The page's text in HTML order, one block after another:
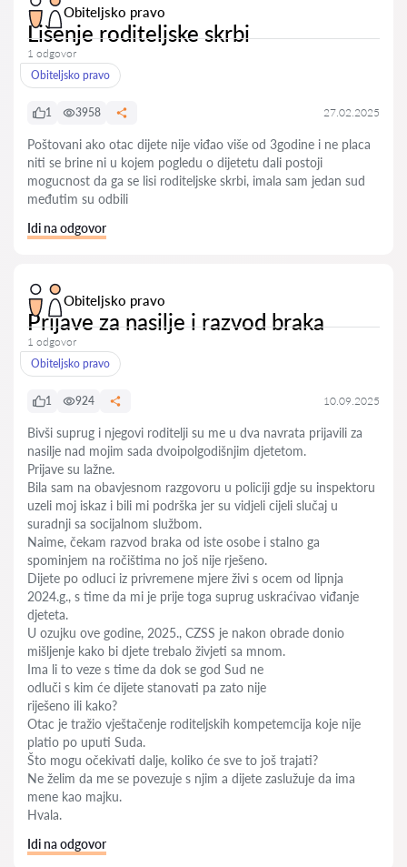
Obiteljsko pravo
Lišenje roditeljske skrbi
1 odgovor
Obiteljsko pravo
1 3958 27.02.2025
Poštovani ako otac dijete nije viđao više od 3godine i ne placa
niti se brine ni u kojem pogledu o dijetetu dali postoji
mogucnost da ga se lisi roditeljske skrbi, imala sam jedan sud
međutim su odbili
Idi na odgovor
Obiteljsko pravo
Prijave za nasilje i razvod braka
1 odgovor
Obiteljsko pravo
1 924 10.09.2025
Bivši suprug i njegovi roditelji su me u dva navrata prijavili za
nasilje nad mojim sada dvoipolgodišnjim djetetom.
Prijave su lažne.
Bila sam na obavjesnom razgovoru u policiji gdje su inspektoru
uzeli moj iskaz i bili mi podrška jer su vidjeli cijeli slučaj u
suradnji sa socijalnom službom.
Naime, čekam razvod braka od iste osobe i stalno ga
spominjem na ročištima no još nije rješeno.
Dijete po odluci iz privremene mjere živi s ocem od lipnja
2024.g., s time da mi je prije toga suprug uskraćivao viđanje
djeteta.
U ozujku ove godine, 2025., CZSS je nakon obrade donio
mišljenje kako bi djete trebalo živjeti sa mnom.
Ima li to veze s time da dok se god Sud ne
odluči s kim će dijete stanovati pa zato nije
riješeno ili kako?
Otac je tražio vještačenje roditeljskih kompetemcija koje nije
platio po uputi Suda.
Što mogu očekivati dalje, koliko će sve to još trajati?
Ne želim da me se povezuje s njim a dijete zaslužuje da ima
mene kao majku.
Hvala.
Idi na odgovor